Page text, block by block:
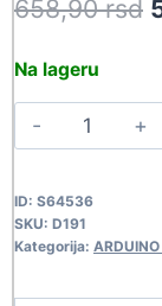
658,90rsd
Na lageru
ARDUINO
SENZOR
20
D191
ID: S64536
SKU: D191
Kategorija: